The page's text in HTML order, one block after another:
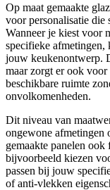
Op maat gemaakte
voor personalisatie die
Wanneer je kiest voor
specifieke afmetingen,
jouw keukenontwerp.
maar zorgt er ook
beschikbare ruimte
onvolkomenheden.
Dit niveau van
ongewone afmetingen
gemaakte panelen
bijvoorbeeld kiezen
passen bij jouw
of anti-vlekken